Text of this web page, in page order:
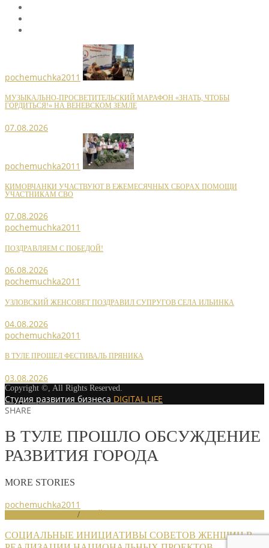
pochemuchka2011
МУЗЫКАЛЬНО-ПРОСВЕТИТЕЛЬСКИЙ МАРАФОН «ЗНАТЬ, ЧТОБЫ
ГОРДИТЬСЯ!» НА ВЕНЕВСКОМ ЗЕМЛЕ
07.08.2026
pochemuchka2011
КИМОВЧАНКИ УЧАСТВУЮТ В ЕЖЕМЕСЯЧНЫХ СБОРАХ ПОМОЩИ
УЧАСТНИКАМ СВО
07.08.2026
pochemuchka2011
ПОЗДРАВЛЯЕМ С ПОБЕДОЙ!
06.08.2026
pochemuchka2011
УЗЛОВСКИЙ ЖЕНСОВЕТ ПОЗДРАВИЛ СУПРУГОВ СЕЛА ИЛЬИНКА
04.08.2026
pochemuchka2011
В ТУЛЕ ПРОШЕЛ ФЕСТИВАЛЬ ПРЯНИКА
03.08.2026
Copyright ©, All Rights Reserved.
Студия развития бизнеса DIGITAL LIFE
SHARE
В ТУЛЕ ПРОШЛО ОБСУЖДЕНИЕ
РАЗВИТИЯ ГОРОДА
MORE STORIES
pochemuchka2011
/
СОЦИАЛЬНЫЕ ИНИЦИАТИВЫ СОВЕТОВ ЖЕНЩИН В